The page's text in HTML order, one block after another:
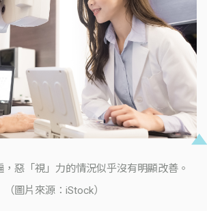
惡「視」力的情況似乎沒有明顯改善。
（圖片來源：iStock）